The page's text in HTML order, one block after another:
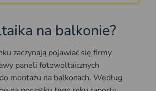
na balkonie?
zaczynają pojawiać się firmy
paneli fotowoltaicznych
montażu na balkonach. Według